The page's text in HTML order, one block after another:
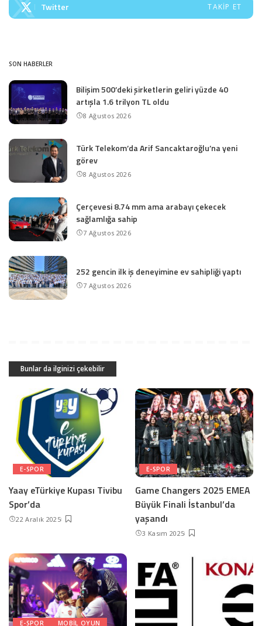
Twitter TAKIP ET
SON HABERLER
Bilişim 500’deki şirketlerin geliri yüzde 40
artışla 1.6 trilyon TL oldu
8 Ağustos 2026
Türk Telekom’da Arif Sancaktaroğlu’na yeni
görev
8 Ağustos 2026
Çerçevesi 8.74 mm ama arabayı çekecek
sağlamlığa sahip
7 Ağustos 2026
252 gencin ilk iş deneyimine ev sahipliği yaptı
7 Ağustos 2026
Bunlar da ilginizi çekebilir
E-SPOR
Yaay eTürkiye Kupası Tivibu
Spor’da
22 Aralık 2025
E-SPOR
Game Changers 2025 EMEA
Büyük Finali İstanbul’da
yaşandı
3 Kasım 2025
E-SPOR MOBIL OYUN